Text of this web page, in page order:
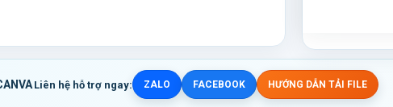
Liên hệ hỗ trợ ngay: ZALO FACEBOOK HƯỚNG DẪN TẢI FILE